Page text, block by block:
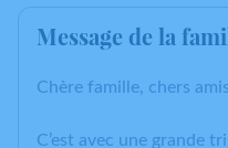
Message de la
Chère famille, chers
C’est avec une grande